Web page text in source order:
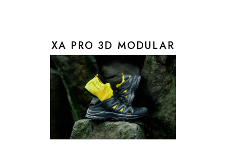
XA PRO 3D MODULAR